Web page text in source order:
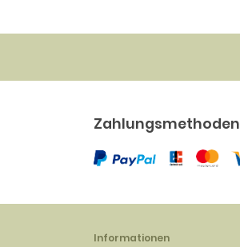
Zahlungsmethoden
Informationen